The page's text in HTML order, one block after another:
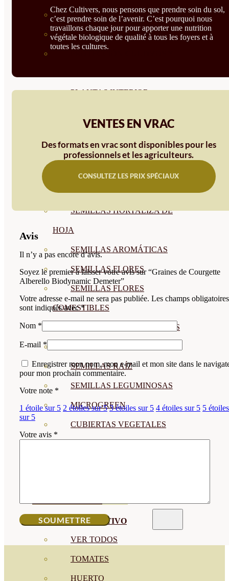
ÁCIDOS HÚMICOS
MATERIAS PRIMAS
PLANTAS INTERIOR
VER TODAS
BIODINÁMICAS DEMETER
HORTALIZA FRUTO
SEMILLAS HORTALIZA DE
HOJA
SEMILLAS AROMÁTICAS
SEMILLAS FLORES
SEMILLAS FLORES
COMESTIBLES
SEMILLAS TRADICIONALES
SEMILLAS RAÍZ
SEMILLAS LEGUMINOSAS
MICROGREEN
CUBIERTAS VEGETALES
ABONOS POR CULTIVO
VER TODOS
TOMATES
HUERTO
Chez Cultivers, nous pensons que prendre soin du sol,
c’est prendre soin de l’avenir. C’est pourquoi nous
travaillons chaque jour pour apporter une nutrition
végétale biologique de qualité à tous les foyers et à
toutes les cultures.
VENTES EN VRAC
Des formats en vrac sont disponibles pour les
professionnels et les agriculteurs.
CONSULTEZ LES PRIX SPÉCIAUX
Avis
Il n’y a pas encore d’avis.
Soyez le premier à laisser votre avis sur “Graines de Courgette
Alberello Biodynamic Demeter”
Votre adresse e-mail ne sera pas publiée. Les champs obligatoires
sont indiqués avec*
Nom *
E-mail *
Enregistrer mon nom, mon e-mail et mon site dans le
pour mon prochain commentaire.
Votre note *
1 étoile sur 5 2 étoiles sur 5 3 étoiles sur 5 4 étoiles sur 5 5 étoiles
sur 5
Votre avis *